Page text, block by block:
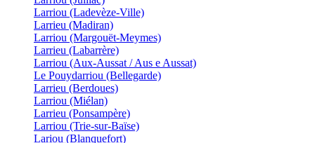
Larriou (Ladevèze-Ville)
Larrieu (Madiran)
Larriou (Margouët-Meymes)
Larrieu (Labarrère)
Larriou (Aux-Aussat / Aus e Aussat)
Le Pouydarriou (Bellegarde)
Larrieu (Berdoues)
Larriou (Miélan)
Larrieu (Ponsampère)
Larriou (Trie-sur-Baïse)
Lariou (Blanquefort)